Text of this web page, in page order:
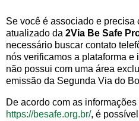
Se você é associado e precisa
atualizado da 2Via Be Safe
necessário buscar contato
nós verificamos a plataforma
não possui com uma área
emissão da Segunda Via do
De acordo com as
https://besafe.org.br/, é